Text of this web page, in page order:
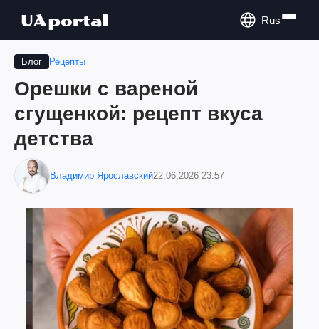
Rus
Блог Рецепты
Орешки с вареной
сгущенкой: рецепт вкуса
детства
Владимир Ярославский22.06.2026 23:57